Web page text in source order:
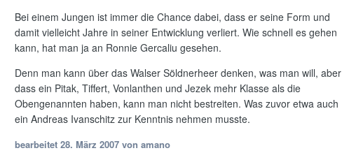
Bei einem Jungen ist immer die Chance dabei, dass er seine Form und
damit vielleicht Jahre in seiner Entwicklung verliert. Wie schnell es gehen
kann, hat man ja an Ronnie Gercaliu gesehen.
Denn man kann über das Walser Söldnerheer denken, was man will, aber
dass ein Pitak, Tiffert, Vonlanthen und Jezek mehr Klasse als die
Obengenannten haben, kann man nicht bestreiten. Was zuvor etwa auch
ein Andreas Ivanschitz zur Kenntnis nehmen musste.
bearbeitet 28. März 2007 von amano